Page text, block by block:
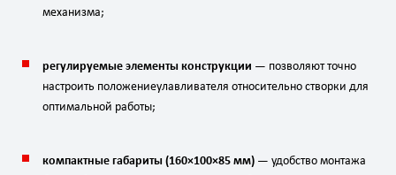
механизма;
регулируемые элементы конструкции — позволяютточно
настроить положениеулавливателя относительно створки для
оптимальной работы;
компактные габариты (160×100×85 мм) — удобство монтажа